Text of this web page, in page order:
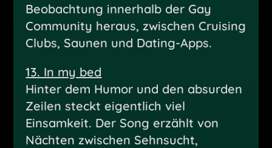
Beobachtung innerhalb der Gay
Community heraus, zwischen Cruising
Clubs, Saunen und Dating-Apps.
13. In my bed
Hinter dem Humor und den absurden
Zeilen steckt eigentlich viel
Einsamkeit. Der Song erzählt von
Nächten zwischen Sehnsucht,